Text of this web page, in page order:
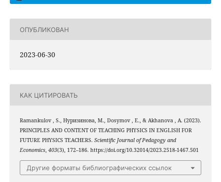
ОПУБЛИКОВАН
2023-06-30
КАК ЦИТИРОВАТЬ
Ramankulov , S., Нуризинова, М., Dosymov , E., & Akhanova , A. (2023).
PRINCIPLES AND CONTENT OF TEACHING PHYSICS IN ENGLISH FOR
FUTURE PHYSICS TEACHERS. Scientific Journal of Pedagogy and
Economics, 403(3), 172–186. https://doi.org/10.32014/2023.2518-1467.501
Другие форматы библиографических ссылок